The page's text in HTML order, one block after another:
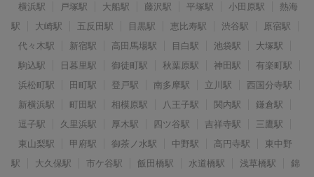
横浜駅
戸塚駅 大船駅 藤沢駅 平塚駅 小田原駅
熱海
駅
大崎駅 五反田駅 目黒駅 恵比寿駅 渋谷駅
原宿駅
代々木駅
新宿駅 高田馬場駅 目白駅 池袋駅
大塚駅
駒込駅
日暮里駅 御徒町駅 秋葉原駅 神田駅
有楽町駅
浜松町駅
田町駅 登戸駅 南多摩駅 立川駅
西国分寺駅
新横浜駅
町田駅 相模原駅 八王子駅 関内駅
鎌倉駅
逗子駅
久里浜駅 厚木駅 四ツ谷駅 吉祥寺駅
三鷹駅
東山梨駅
甲府駅 御茶ノ水駅 中野駅 高円寺駅
東中野
駅
大久保駅 市ケ谷駅 飯田橋駅 水道橋駅 浅草橋駅
錦